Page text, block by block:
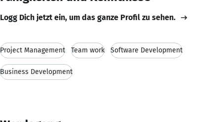
Logg Dich jetzt ein, um das ganze Profil zu sehen.
Project Management Team work Software Development
Business Development